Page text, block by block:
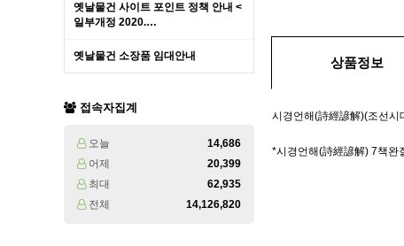
옛날물건 사이트 포인트 정책 안내 <
일부개정 2020.…
옛날물건 소장품 임대안내
접속자집계
오늘
14,686
어제
20,399
최대
62,935
전체
14,126,820
상품정보
시경언해(詩經諺解)(조선시
*시경언해(詩經諺解) 7책완